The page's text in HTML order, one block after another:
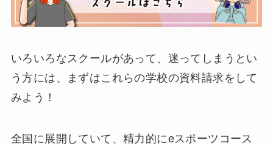
いろいろなスクールがあって、迷ってしまうとい
う方には、まずはこれらの学校の資料請求をして
みよう！
全国に展開していて、精力的にeスポーツコース